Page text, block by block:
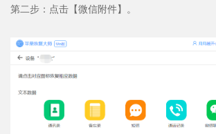
第二步：点击【微信附件】。